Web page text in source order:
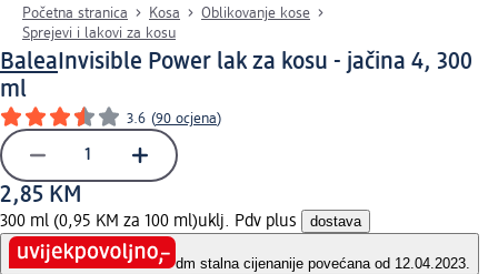
Početna stranica Kosa
Oblikovanje kose
Sprejevi i lakovi za kosu
Balea Invisible Power lak za kosu - jačina 4, 300
ml
3.6 (90 ocjena)
2,85 KM
300 ml (0,95 KM za 100 ml)uklj. Pdv plus dostava
dm stalna cijenanije povećana od 12.04.2023.